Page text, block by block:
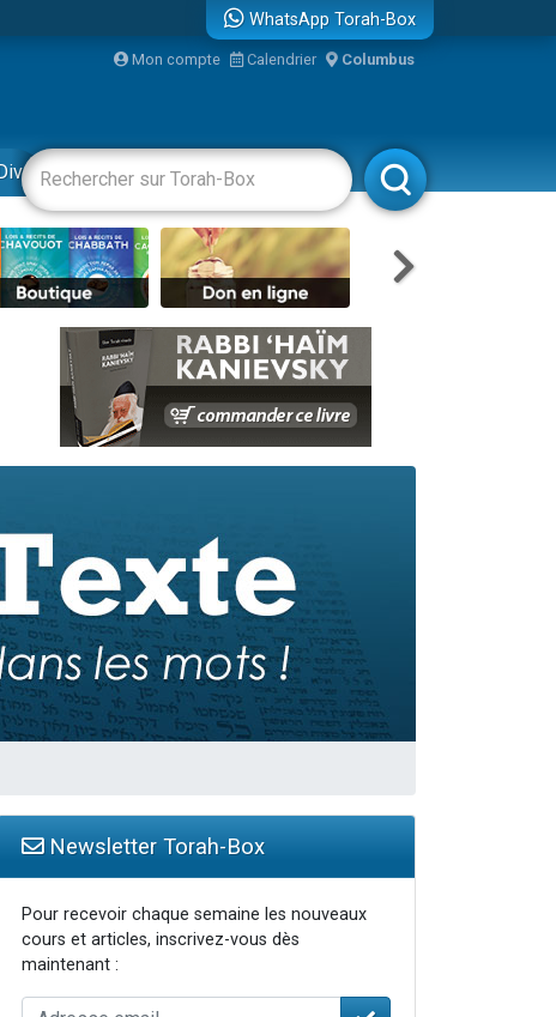
WhatsApp Torah-Box
Mon compte Calendrier Columbus
Livres Rabbanim
Newsletter Torah-Box
Pour recevoir chaque semaine les nouveaux
cours et articles, inscrivez-vous dès
maintenant :